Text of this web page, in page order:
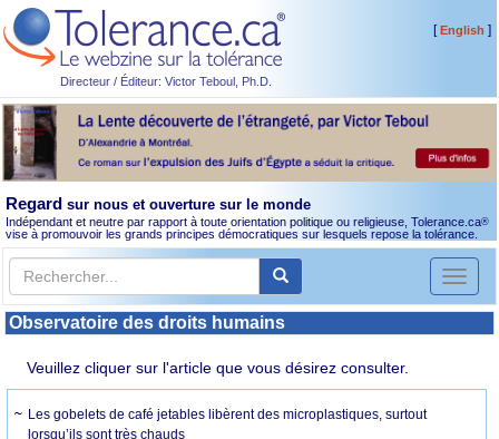
Directeur / Éditeur: Victor Teboul, Ph.D.
[English ]
Regard sur nous et ouverture sur le monde
Indépendant et neutre par rapport à toute orientation politique ou religieuse, Tolerance.ca®
vise à promouvoir les grands principes démocratiques sur lesquels repose la tolérance.
Toggle
Observatoire des droits humains
Veuillez cliquer sur l'article que vous désirez consulter.
Les gobelets de café jetables libèrent des microplastiques, surtout
lorsqu’ils sont très chauds